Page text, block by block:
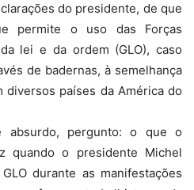
do presidente, de que
permite o uso das Forças
lei e da ordem (GLO), caso
de badernas, à semelhança
países da América do
absurdo, pergunto: o que o
quando o presidente Michel
durante as manifestações